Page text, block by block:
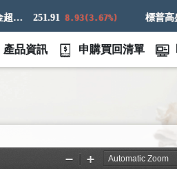
額回報指數 251.91 8.93(3.67%)
產品資訊 申購買回清單